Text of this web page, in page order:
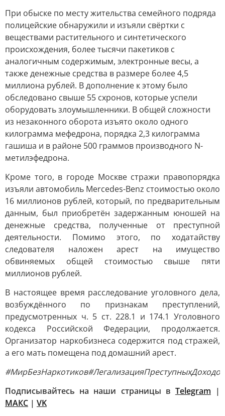
При обыске по месту жительства семейного подряда
полицейские обнаружили и изъяли свёртки с
веществами растительного и синтетического
происхождения, более тысячи пакетиков с
аналогичным содержимым, электронные весы, а
также денежные средства в размере более 4,5
миллиона рублей. В дополнение к этому было
обследовано свыше 55 схронов, которые успели
оборудовать злоумышленники. В общей сложности
из незаконного оборота изъято около одного
килограмма мефедрона, порядка 2,3 килограмма
гашиша и в районе 500 граммов производного N-
метилэфедрона.
Кроме того, в городе Москве стражи правопорядка
изъяли автомобиль Mercedes-Benz стоимостью около
16 миллионов рублей, который, по предварительным
данным, был приобретён задержанным юношей на
денежные средства, полученные от преступной
деятельности. Помимо этого, по ходатайству
следователя наложен арест на имущество
обвиняемых общей стоимостью свыше пяти
миллионов рублей.
В настоящее время расследование уголовного дела,
возбуждённого по признакам преступлений,
предусмотренных ч. 5 ст. 228.1 и 174.1 Уголовного
кодекса Российской Федерации, продолжается.
Организатор наркобизнеса содержится под стражей,
а его мать помещена под домашний арест.
#МирБезНаркотиков#ЛегализацияПреступныхДоходов
Подписывайтесь на наши страницы в Telegram |
MAКС | VK